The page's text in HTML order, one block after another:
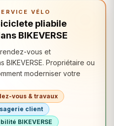
VÉLO
pliabile
BIKEVERSE
vous et
BIKEVERSE. Propriétaire ou
moderniser votre
vous & travaux
client
BIKEVERSE